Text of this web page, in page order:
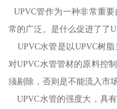
UPVC管作为一种非常重
常的广泛。是什么促进了了
UPVC水管是以UPVC树
对UPVC水管管材的原料控
须剔除，否则是不能流入市
UPVC水管的强度大，具